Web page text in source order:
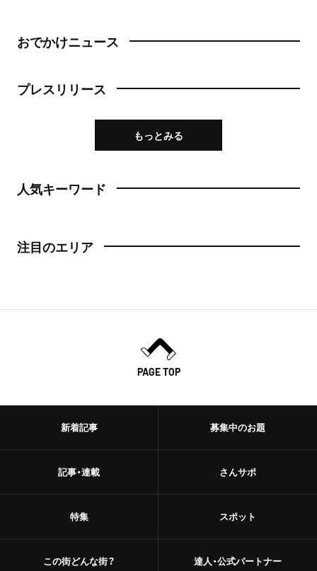
おでかけニュース
プレスリリース
もっとみる
人気キーワード
注目のエリア
PAGE TOP
新着記事
記事・連載
特集
この街どんな街？
募集中のお題
さんサポ
スポット
達人・公式パートナー